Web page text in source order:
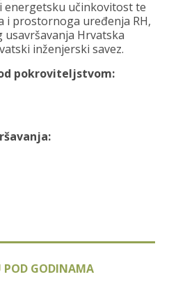
energetsku učinkovitost te
i prostornoga uređenja RH,
Hrvatska
inženjerski savez.
pokroviteljstvom:
POD GODINAMA